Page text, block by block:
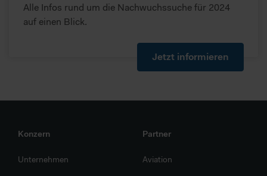
unterliegen können, gegen die weder wirksame
Rechtsbehelfe noch Betroffenenrechte durchsetzbar sein
Übersicht, zu welche Zwecken wir und unsere Partner Ihre
Alle Infos rund um die Nachwuchssuche für 2024
auf einen Blick.
Jetzt informieren
Konzern
Unternehmen
Partner
Aviation